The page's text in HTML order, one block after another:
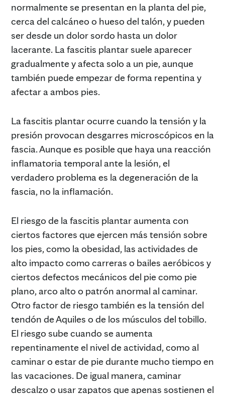
normalmente se presentan en la planta del pie,
cerca del calcáneo o hueso del talón, y pueden
ser desde un dolor sordo hasta un dolor
lacerante. La fascitis plantar suele aparecer
gradualmente y afecta solo a un pie, aunque
también puede empezar de forma repentina y
afectar a ambos pies.
La fascitis plantar ocurre cuando la tensión y la
presión provocan desgarres microscópicos en la
fascia. Aunque es posible que haya una reacción
inflamatoria temporal ante la lesión, el
verdadero problema es la degeneración de la
fascia, no la inflamación.
El riesgo de la fascitis plantar aumenta con
ciertos factores que ejercen más tensión sobre
los pies, como la obesidad, las actividades de
alto impacto como carreras o bailes aeróbicos y
ciertos defectos mecánicos del pie como pie
plano, arco alto o patrón anormal al caminar.
Otro factor de riesgo también es la tensión del
tendón de Aquiles o de los músculos del tobillo.
El riesgo sube cuando se aumenta
repentinamente el nivel de actividad, como al
caminar o estar de pie durante mucho tiempo en
las vacaciones. De igual manera, caminar
descalzo o usar zapatos que apenas sostienen el